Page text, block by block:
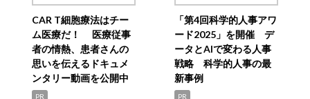
CAR T細胞療法はチー
ム医療だ！ 医療従事
者の情熱、患者さんの
思いを伝えるドキュメ
ンタリー動画を公開中
PR
「第4回科学的人事アワ
ード2025」を開催 デ
ータとAIで変わる人事
戦略 科学的人事の最
新事例
PR